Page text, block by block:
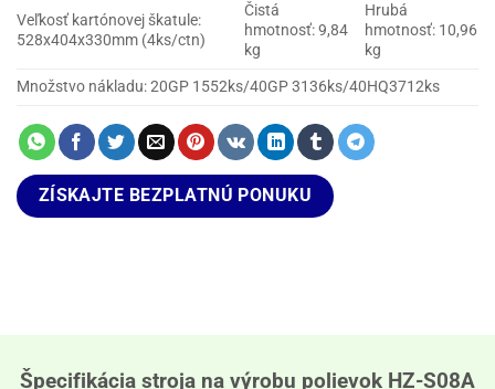
Veľkosť kartónovej škatule:
528x404x330mm (4ks/ctn)
Čistá
hmotnosť: 9,84
kg
Hrubá
hmotnosť: 10,96
kg
Množstvo nákladu: 20GP 1552ks/40GP 3136ks/40HQ3712ks
ZÍSKAJTE BEZPLATNÚ PONUKU
Špecifikácia stroja na výrobu polievok HZ-S08A